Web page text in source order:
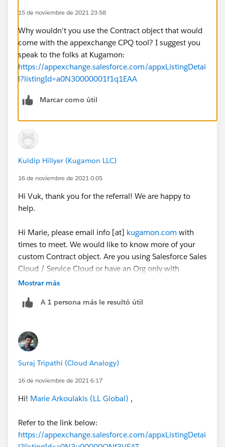
15 de noviembre de 2021 23:58
Why wouldn't you use the Contract object that would
come with the appexchange CPQ tool? I suggest you
speak to the folks at Kugamon:
https://appexchange.salesforce.com/appxListingDetai
l?listingId=a0N30000001f1q1EAA
Marcar como útil
Kuldip Hillyer (Kugamon LLC)
16 de noviembre de 2021 0:05
Hi Vuk, thank you for the referral! We are happy to
help.
Hi Marie, please email info [at] kugamon.com with
times to meet. We would like to know more of your
custom Contract object. Are you using Salesforce Sales
Cloud / Service Cloud or have an Org only with
Platform Licenses?
Mostrar más
A 1 persona más le resultó útil
Suraj Tripathi (Cloud Analogy)
16 de noviembre de 2021 6:17
Hi! Marie Arkoulakis (LL Global) ,
Refer to the link below:
https://appexchange.salesforce.com/appxListingDetai